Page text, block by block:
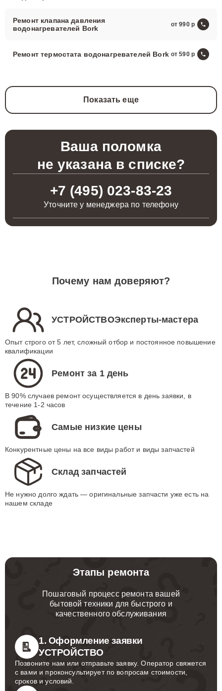
Ремонт клапана давления
водонагревателей Bork
от 990
Ремонт термостата водонагревателей Bork от 590
Показать еще
Ваша поломка
не указана в списке?
+7 (495) 023-83-23
Уточните у менеджера по телефону
Почему нам доверяют?
УСТРОЙСТВОЭксперты-мастера
Опыт строго от 5 лет, сложный отбор и постоянное повышение
квалификации
Ремонт за 1 день
В 90% случаев ремонт осуществляется в день заявки, в
течение 1-2 часов
Самые низкие цены
Конкурентные цены на все виды работ и виды запчастей
Склад запчастей
Не нужно долго ждать — оригинальные запчасти уже есть на
нашем складе
Этапы ремонта
Пошаговый процесс ремонта вашей
бытовой техники для быстрого и
качественного обслуживания
1. Оформление заявки
УСТРОЙСТВО
Позвоните нам или отправьте заявку. Оператор свяжется
с вами и проконсультирует по вопросам стоимости,
сроков и условий.